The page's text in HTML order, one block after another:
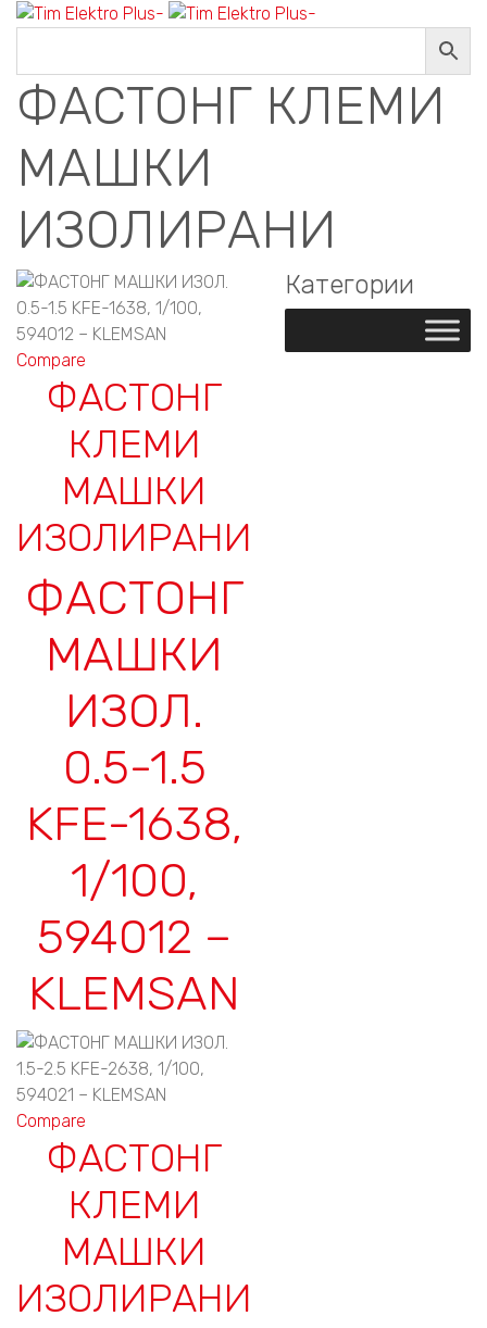
ФАСТОНГ КЛЕМИ
МАШКИ
ИЗОЛИРАНИ
Compare
ФАСТОНГ
КЛЕМИ
МАШКИ
ИЗОЛИРАНИ
ФАСТОНГ
МАШКИ
ИЗОЛ.
0.5-1.5
KFE-1638,
1/100,
594012 –
KLEMSAN
Compare
ФАСТОНГ
КЛЕМИ
МАШКИ
ИЗОЛИРАНИ
Категории